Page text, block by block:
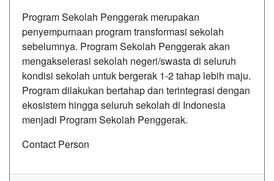
Program Sekolah Penggerak merupakan
penyempurnaan program transformasi sekolah
sebelumnya. Program Sekolah Penggerak akan
mengakselerasi sekolah negeri/swasta di seluruh
kondisi sekolah untuk bergerak 1-2 tahap lebih maju.
Program dilakukan bertahap dan terintegrasi dengan
ekosistem hingga seluruh sekolah di Indonesia
menjadi Program Sekolah Penggerak.
Contact Person